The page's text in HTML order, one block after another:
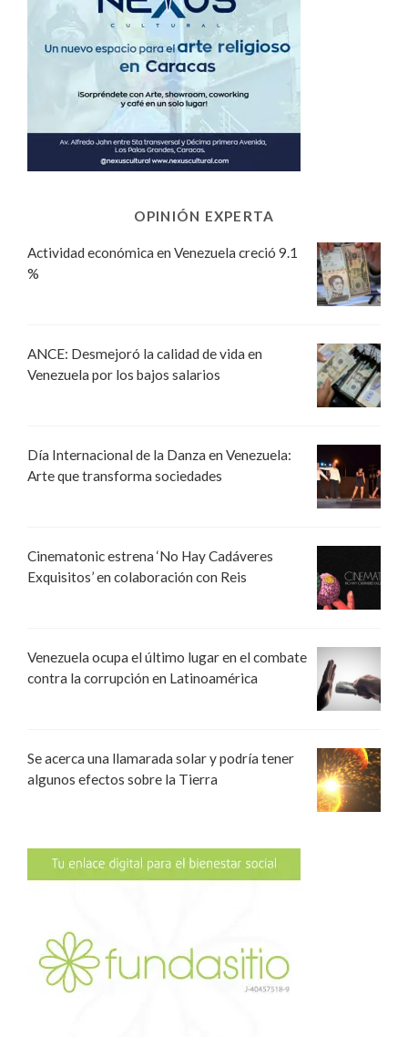
OPINIÓN EXPERTA
Actividad económica en Venezuela creció 9.1
%
ANCE: Desmejoró la calidad de vida en
Venezuela por los bajos salarios
Día Internacional de la Danza en Venezuela:
Arte que transforma sociedades
Cinematonic estrena ‘No Hay Cadáveres
Exquisitos’ en colaboración con Reis
Venezuela ocupa el último lugar en el combate
contra la corrupción en Latinoamérica
Se acerca una llamarada solar y podría tener
algunos efectos sobre la Tierra